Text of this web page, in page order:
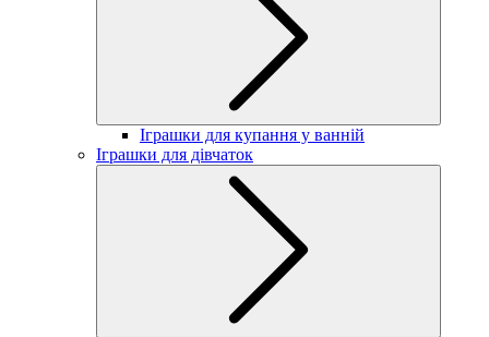
Іграшки для купання у ванній
Іграшки для дівчаток